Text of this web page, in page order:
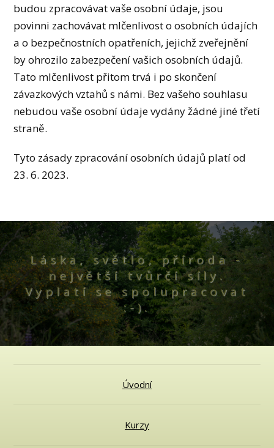
budou zpracovávat vaše osobní údaje, jsou
povinni zachovávat mlčenlivost o osobních údajích
a o bezpečnostních opatřeních, jejichž zveřejnění
by ohrozilo zabezpečení vašich osobních údajů.
Tato mlčenlivost přitom trvá i po skončení
závazkových vztahů s námi. Bez vašeho souhlasu
nebudou vaše osobní údaje vydány žádné jiné třetí
straně.
Tyto zásady zpracování osobních údajů platí od
23. 6. 2023.
Láska, světlo, příroda -
největší tvůrčí síly.
Vyplatí se spolupracovat
:-).
Úvodní
Kurzy